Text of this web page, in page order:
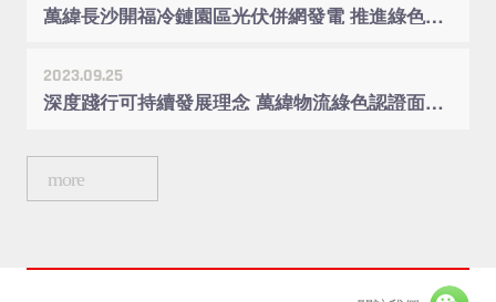
萬緯長沙開福冷鏈園區光伏併網發電 推進綠色低碳發展
2023.09.25
深度踐行可持續發展理念 萬緯物流綠色認證面積超770萬方
more